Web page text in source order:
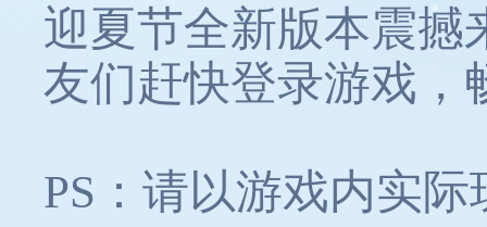
迎夏节全新版本震撼
友们赶快登录游戏，
PS：请以游戏内实